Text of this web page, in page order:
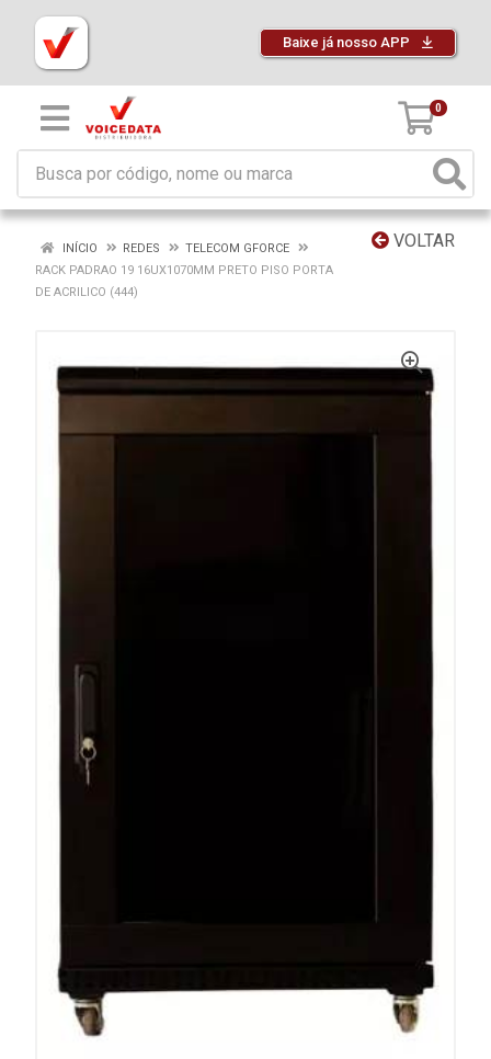
Baixe já nosso APP
0
VOLTAR
INÍCIO REDES
TELECOM GFORCE
RACK PADRAO 19 16UX1070MM PRETO PISO PORTA
DE ACRILICO (444)